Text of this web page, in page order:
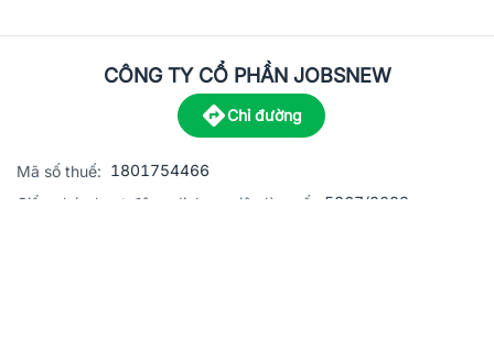
CÔNG TY CỔ PHẦN JOBSNEW
Chỉ đường
Mã số thuế: 1801754466
Giấy phép hoạt động dịch vụ việc làm số:
5867/2023